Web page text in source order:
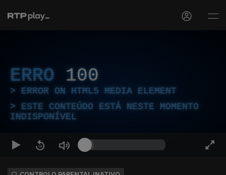
ERRO 100
ERROR ON HTML5 MEDIA ELEMENT
ESTE CONTEÚDO ESTÁ NESTE MOMENTO
INDISPONÍVEL